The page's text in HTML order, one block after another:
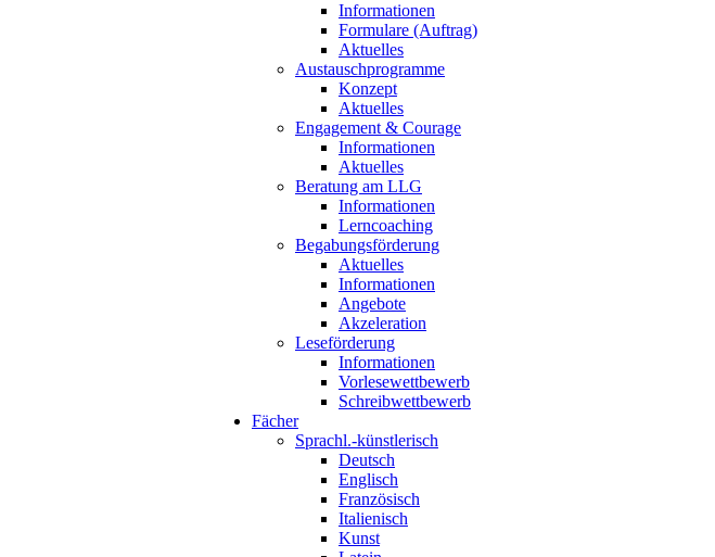
Informationen
Formulare (Auftrag)
Aktuelles
Austauschprogramme
Konzept
Aktuelles
Engagement & Courage
Informationen
Aktuelles
Beratung am LLG
Informationen
Lerncoaching
Begabungsförderung
Aktuelles
Informationen
Angebote
Akzeleration
Leseförderung
Informationen
Vorlesewettbewerb
Schreibwettbewerb
Fächer
Sprachl.-künstlerisch
Deutsch
Englisch
Französisch
Italienisch
Kunst